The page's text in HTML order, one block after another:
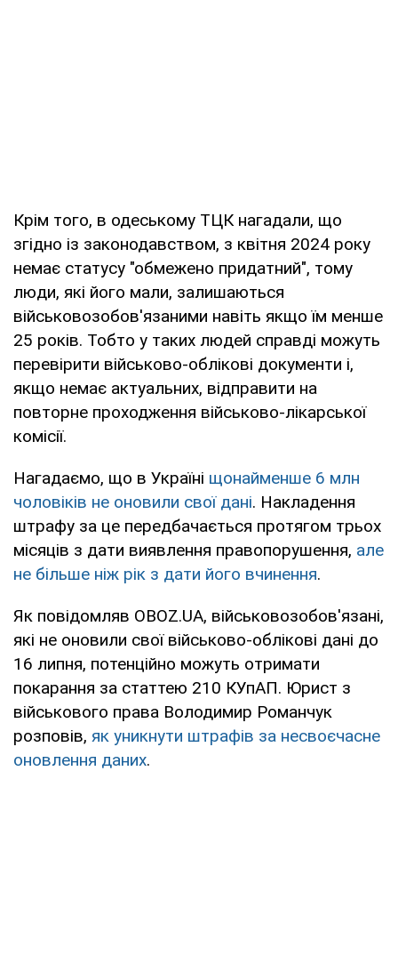
Крім того, в одеському ТЦК нагадали, що
згідно із законодавством, з квітня 2024 року
немає статусу "обмежено придатний", тому
люди, які його мали, залишаються
військовозобов'язаними навіть якщо їм менше
25 років. Тобто у таких людей справді можуть
перевірити військово-облікові документи і,
якщо немає актуальних, відправити на
повторне проходження військово-лікарської
комісії.
Нагадаємо, що в Україні щонайменше 6 млн
чоловіків не оновили свої дані. Накладення
штрафу за це передбачається протягом трьох
місяців з дати виявлення правопорушення, але
не більше ніж рік з дати його вчинення.
Як повідомляв OBOZ.UA, військовозобов'язані,
які не оновили свої військово-облікові дані до
16 липня, потенційно можуть отримати
покарання за статтею 210 КУпАП. Юрист з
військового права Володимир Романчук
розповів, як уникнути штрафів за несвоєчасне
оновлення даних.